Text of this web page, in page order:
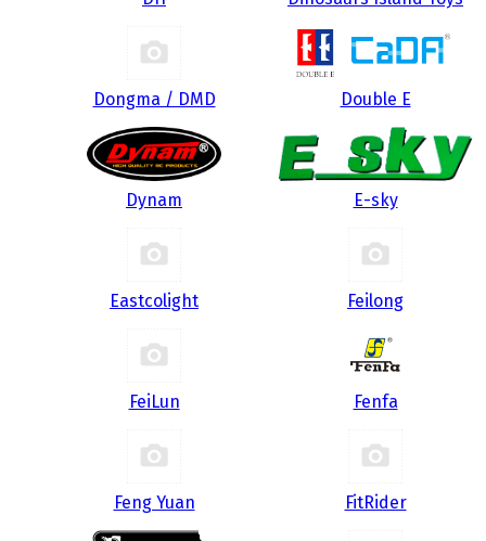
Dongma / DMD Double E
Dynam E-sky
Eastcolight Feilong
FeiLun Fenfa
Feng Yuan FitRider